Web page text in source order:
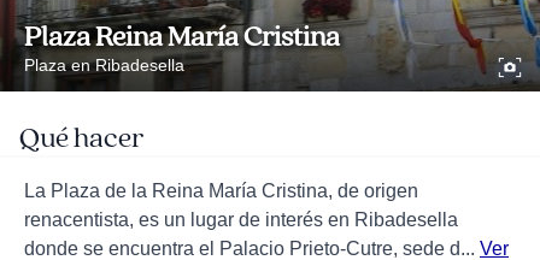
Plaza Reina María Cristina
Plaza en Ribadesella
Qué hacer
La Plaza de la Reina María Cristina, de origen
renacentista, es un lugar de interés en Ribadesella
donde se encuentra el Palacio Prieto-Cutre, sede d... Ver